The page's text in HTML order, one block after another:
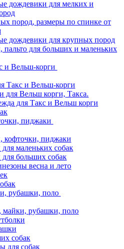
дождевики для мелких и
пород, размеры по спинке от
дождевики для крупных пород
для больших и маленьких
и Вельш-корги
Такс и Вельш-корги
для Вельш корги, Такса.
для Такс и Вельш корги
пиджаки
кофточки, пиджаки
для маленьких собак
для больших собак
весна и лето
рубашки, поло
майки, рубашки, поло
собак
для собак